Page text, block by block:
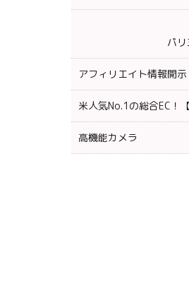
パリ五輪
アフィリエイト情報開示
米人気No.1の総合EC！
高機能カメラ